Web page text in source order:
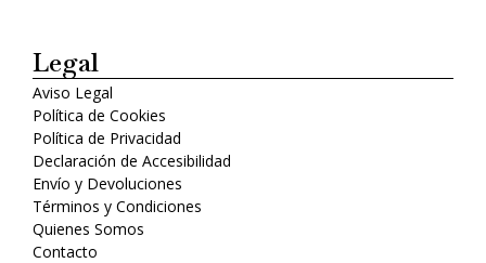
Legal
Aviso Legal
Política de Cookies
Política de Privacidad
Declaración de Accesibilidad
Envío y Devoluciones
Términos y Condiciones
Quienes Somos
Contacto